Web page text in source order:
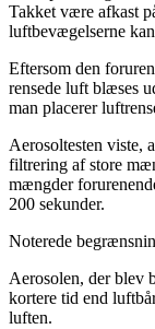
Takket være afkast
luftbevægelserne
Eftersom den
rensede luft blæses
man placerer
Aerosoltesten viste,
filtrering af store
mængder
200 sekunder.
Noterede
Aerosolen, der blev
kortere tid end
luften.